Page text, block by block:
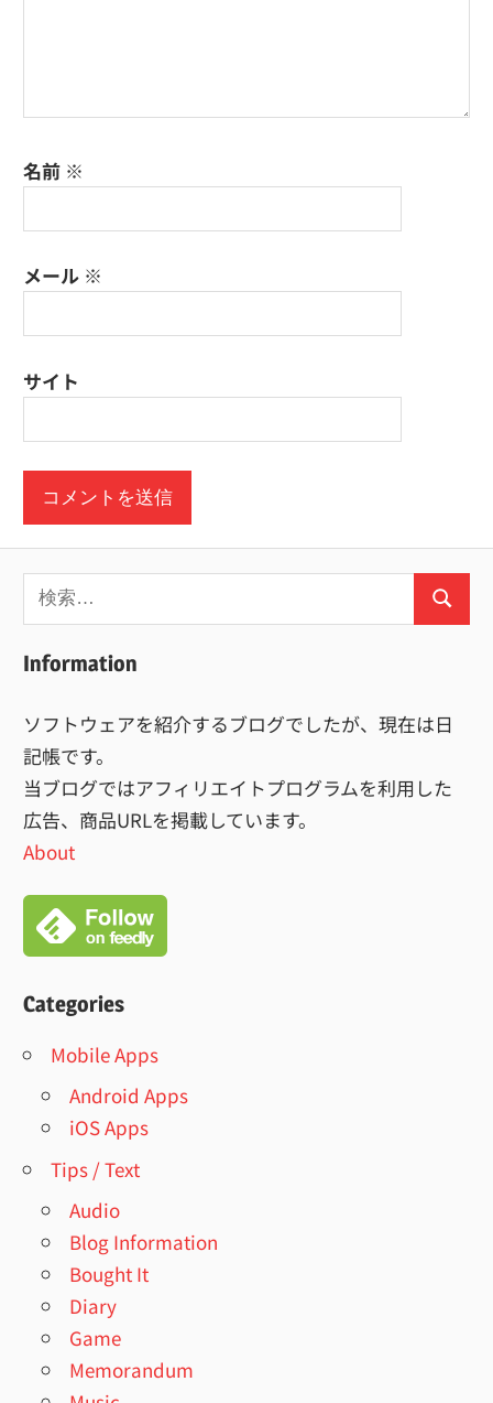
名前 ※
メール ※
サイト
検
索:
検
Information
ソフトウェアを紹介するブログでしたが、現在は日
記帳です。
当ブログではアフィリエイトプログラムを利用した
広告、商品URLを掲載しています。
About
Categories
Mobile Apps
Android Apps
iOS Apps
Tips / Text
Audio
Blog Information
Bought It
Diary
Game
Memorandum